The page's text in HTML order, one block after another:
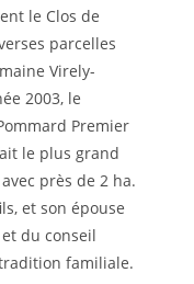
le Clos de
parcelles
Virely-
2003, le
Premier
le plus grand
près de 2 ha.
et son épouse
et du conseil
familiale.